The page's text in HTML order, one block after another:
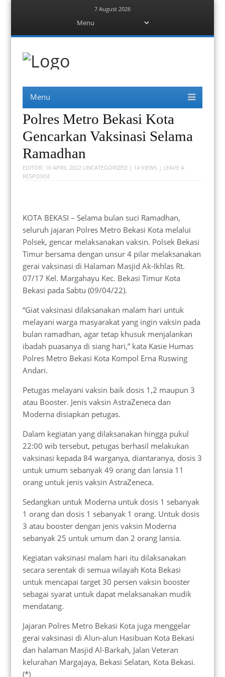
7 August 2026
content
Berita Bekasi
Menu
content
Polres Metro Bekasi Kota
Gencarkan Vaksinasi Selama
Ramadhan
EDITOR: 10 APRIL 2022 UNCATEGORIZED | 14 VIEWS | LEAVE A
RESPONSE
KOTA BEKASI – Selama bulan suci Ramadhan,
seluruh jajaran Polres Metro Bekasi Kota melalui
Polsek, gencar melaksanakan vaksin. Polsek Bekasi
Timur bersama dengan unsur 4 pilar melaksanakan
gerai vaksinasi di Halaman Masjid Ak-Ikhlas Rt.
07/17 Kel. Margahayu Kec. Bekasi Timur Kota
Bekasi pada Sabtu (09/04/22).
“Giat vaksinasi dilaksanakan malam hari untuk
melayani warga masyarakat yang ingin vaksin pada
bulan ramadhan, agar tetap khusuk menjalankan
ibadah puasanya di siang hari,” kata Kasie Humas
Polres Metro Bekasi Kota Kompol Erna Ruswing
Andari.
Petugas melayani vaksin baik dosis 1,2 maupun 3
atau Booster. Jenis vaksin AstraZeneca dan
Moderna disiapkan petugas.
Dalam kegiatan yang dilaksanakan hingga pukul
22:00 wib tersebut, petugas berhasil melakukan
vaksinasi kepada 84 warganya, diantaranya, dosis 3
untuk umum sebanyak 49 orang dan lansia 11
orang untuk jenis vaksin AstraZeneca.
Sedangkan untuk Moderna untuk dosis 1 sebanyak
1 orang dan dosis 1 sebanyak 1 orang. Untuk dosis
3 atau booster dengan jenis vaksin Moderna
sebanyak 25 untuk umum dan 2 orang lansia.
Kegiatan vaksinasi malam hari itu dilaksanakan
secara serentak di semua wilayah Kota Bekasi
untuk mencapai target 30 persen vaksin booster
sebagai syarat untuk dapat melaksanakan mudik
mendatang.
Jajaran Polres Metro Bekasi Kota juga menggelar
gerai vaksinasi di Alun-alun Hasibuan Kota Bekasi
dan halaman Masjid Al-Barkah, Jalan Veteran
kelurahan Margajaya, Bekasi Selatan, Kota Bekasi.
(*)